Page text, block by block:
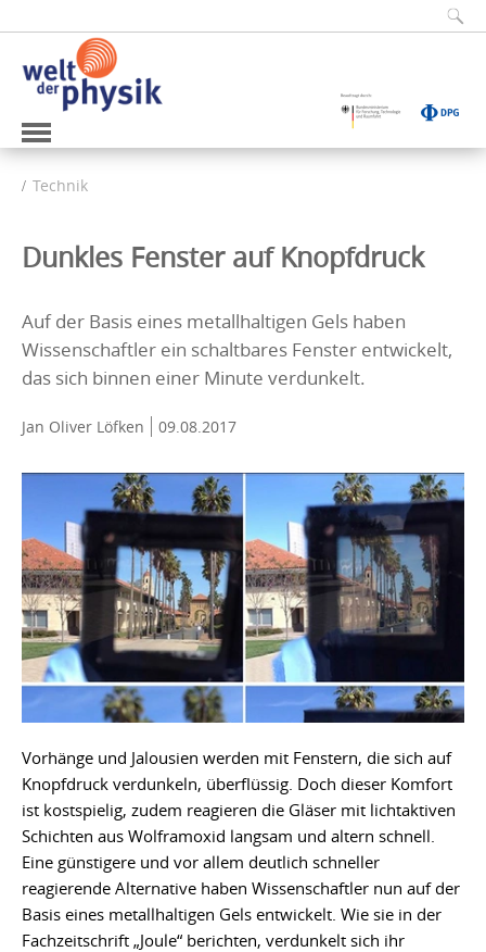
Technik
Dunkles Fenster auf Knopfdruck
Auf der Basis eines metallhaltigen Gels haben
Wissenschaftler ein schaltbares Fenster entwickelt,
das sich binnen einer Minute verdunkelt.
Jan Oliver Löfken 09.08.2017
Vorhänge und Jalousien werden mit Fenstern, die sich auf
Knopfdruck verdunkeln, überflüssig. Doch dieser Komfort
ist kostspielig, zudem reagieren die Gläser mit lichtaktiven
Schichten aus Wolframoxid langsam und altern schnell.
Eine günstigere und vor allem deutlich schneller
reagierende Alternative haben Wissenschaftler nun auf der
Basis eines metallhaltigen Gels entwickelt. Wie sie in der
Fachzeitschrift „Joule“ berichten, verdunkelt sich ihr